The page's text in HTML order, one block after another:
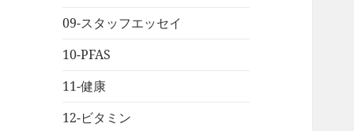
09-スタッフエッセイ
10-PFAS
11-健康
12-ビタミン